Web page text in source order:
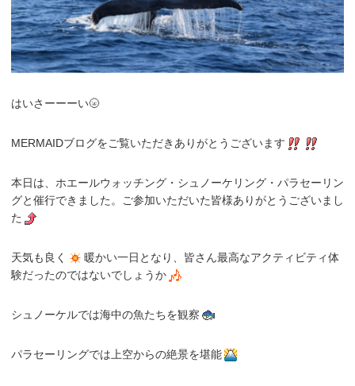
はいさーーーい🌝
MERMAIDブログをご覧いただきありがとうございます
本日は、ホエールウォッチング・シュノーケリング・パラセーリン
グと催行できました。ご参加いただいた皆様ありがとうございまし
た
天気も良く
暖かい一日となり、皆さん最高なアクティビティ体
験だったのではないでしょうか
シュノーケルでは海中の魚たちを観察
パラセーリングでは上空からの絶景を堪能